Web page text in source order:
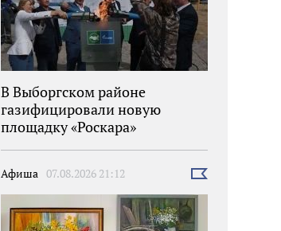
В Выборгском районе
газифицировали новую
площадку «Роскара»
Афиша 07.08.2026 21:12
Выбрать